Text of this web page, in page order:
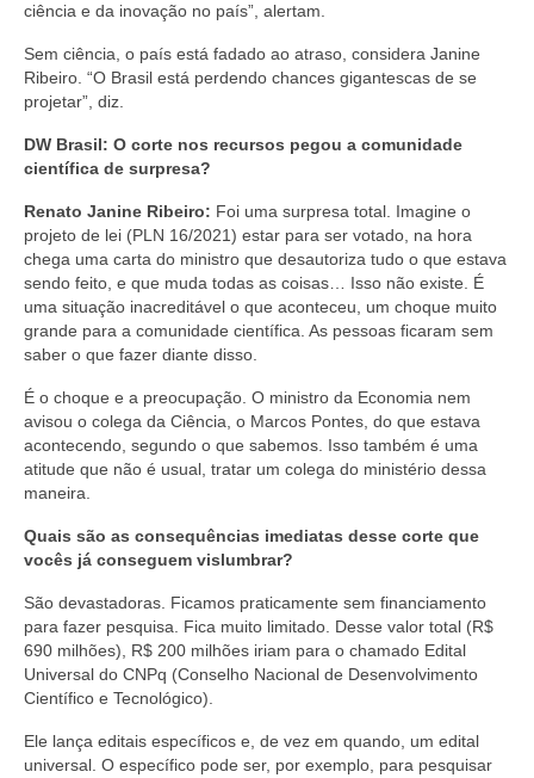
ciência e da inovação no país”, alertam.
Sem ciência, o país está fadado ao atraso, considera Janine
Ribeiro. “O Brasil está perdendo chances gigantescas de se
projetar”, diz.
DW Brasil: O corte nos recursos pegou a comunidade
científica de surpresa?
Renato Janine Ribeiro: Foi uma surpresa total. Imagine o
projeto de lei (PLN 16/2021) estar para ser votado, na hora
chega uma carta do ministro que desautoriza tudo o que estava
sendo feito, e que muda todas as coisas… Isso não existe. É
uma situação inacreditável o que aconteceu, um choque muito
grande para a comunidade científica. As pessoas ficaram sem
saber o que fazer diante disso.
É o choque e a preocupação. O ministro da Economia nem
avisou o colega da Ciência, o Marcos Pontes, do que estava
acontecendo, segundo o que sabemos. Isso também é uma
atitude que não é usual, tratar um colega do ministério dessa
maneira.
Quais são as consequências imediatas desse corte que
vocês já conseguem vislumbrar?
São devastadoras. Ficamos praticamente sem financiamento
para fazer pesquisa. Fica muito limitado. Desse valor total (R$
690 milhões), R$ 200 milhões iriam para o chamado Edital
Universal do CNPq (Conselho Nacional de Desenvolvimento
Científico e Tecnológico).
Ele lança editais específicos e, de vez em quando, um edital
universal. O específico pode ser, por exemplo, para pesquisar